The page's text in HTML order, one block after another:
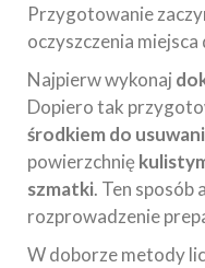
Przygotowanie
oczyszczenia
Najpierw wykonaj
Dopiero tak
środkiem do
powierzchnię
szmatki. Ten sposób
rozprowadzenie
W doborze metody